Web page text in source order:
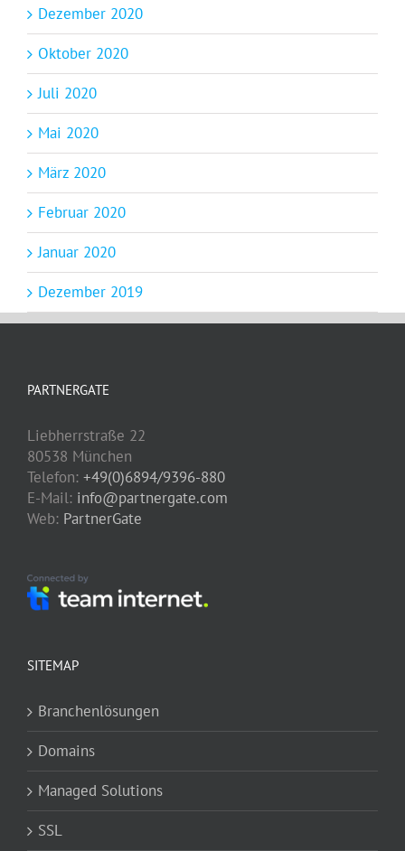
Dezember 2020
Oktober 2020
Juli 2020
Mai 2020
März 2020
Februar 2020
Januar 2020
Dezember 2019
PARTNERGATE
Liebherrstraße 22
80538 München
Telefon: +49(0)6894/9396-880
E-Mail: info@partnergate.com
Web: PartnerGate
SITEMAP
Branchenlösungen
Domains
Managed Solutions
SSL